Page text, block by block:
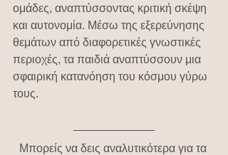
ομάδες, αναπτύσσοντας κριτική σκέψη
και αυτονομία. Μέσω της εξερεύνησης
θεμάτων από διαφορετικές γνωστικές
περιοχές, τα παιδιά αναπτύσσουν μια
σφαιρική κατανόηση του κόσμου γύρω
τους.
Μπορείς να δεις αναλυτικότερα για τα